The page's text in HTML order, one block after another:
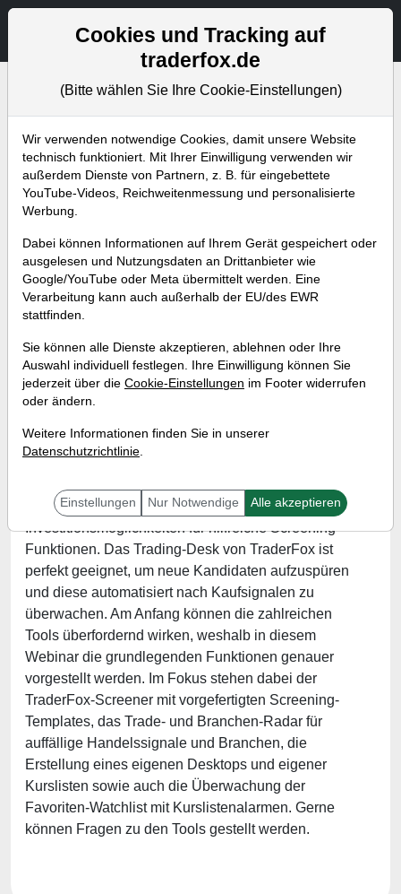
Aktien- und Artikelsuche
Bevorstehende Webinare Alle Aufzeichnungen
Trading-Desk – How to get
started
Referent:
Andreas Zehetner
sich viele Trader auf der Suche nach neuen
Investitionsmöglichkeiten für hilfreiche Screening-
Funktionen. Das Trading-Desk von TraderFox ist
perfekt geeignet, um neue Kandidaten aufzuspüren
und diese automatisiert nach Kaufsignalen zu
überwachen. Am Anfang können die zahlreichen
Tools überfordernd wirken, weshalb in diesem
Webinar die grundlegenden Funktionen genauer
vorgestellt werden. Im Fokus stehen dabei der
TraderFox-Screener mit vorgefertigten Screening-
Templates, das Trade- und Branchen-Radar für
auffällige Handelssignale und Branchen, die
Erstellung eines eigenen Desktops und eigener
Kurslisten sowie auch die Überwachung der
Favoriten-Watchlist mit Kurslistenalarmen. Gerne
können Fragen zu den Tools gestellt werden.
Cookies und Tracking auf
traderfox.de
(Bitte wählen Sie Ihre Cookie-Einstellungen)
Wir verwenden notwendige Cookies, damit unsere Website
technisch funktioniert. Mit Ihrer Einwilligung verwenden wir
außerdem Dienste von Partnern, z. B. für eingebettete
YouTube-Videos, Reichweitenmessung und personalisierte
Werbung.
Dabei können Informationen auf Ihrem Gerät gespeichert oder
ausgelesen und Nutzungsdaten an Drittanbieter wie
Google/YouTube oder Meta übermittelt werden. Eine
Verarbeitung kann auch außerhalb der EU/des EWR
stattfinden.
Sie können alle Dienste akzeptieren, ablehnen oder Ihre
Auswahl individuell festlegen. Ihre Einwilligung können Sie
jederzeit über die Cookie-Einstellungen im Footer widerrufen
oder ändern.
Weitere Informationen finden Sie in unserer
Datenschutzrichtlinie.
Einstellungen Nur Notwendige Alle akzeptieren